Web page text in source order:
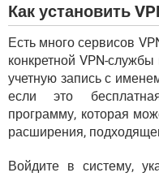
Как установить
Есть много сервисов
конкретной VPN-
учетную запись с
если это
программу, которая
расширения,
Войдите в систему,